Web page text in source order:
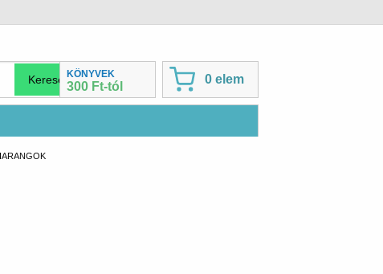
KÖNYVEK
300 Ft-tól
0 elem